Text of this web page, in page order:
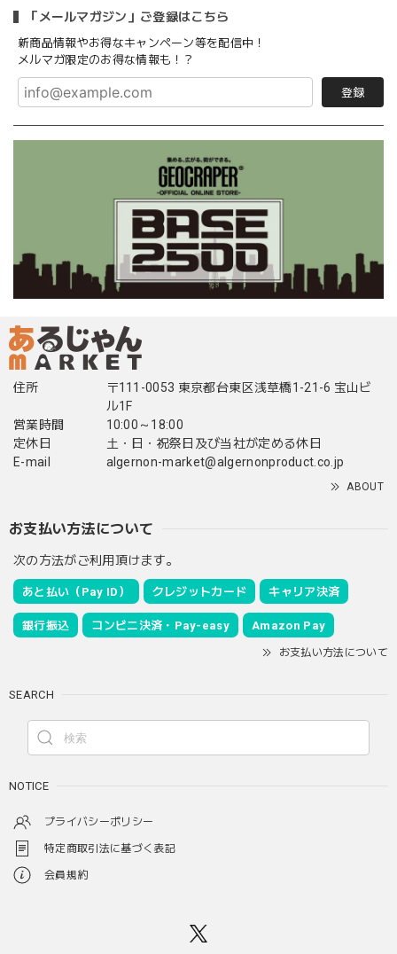
「メールマガジン」ご登録はこちら
新商品情報やお得なキャンペーン等を配信中！
メルマガ限定のお得な情報も！？
登録
住所
〒111-0053 東京都台東区浅草橋1-21-6 宝山ビ
ル1F
営業時間
10:00～18:00
定休日
土・日・祝祭日及び当社が定める休日
E-mail
algernon-market@algernonproduct.co.jp
ABOUT
お支払い方法について
次の方法がご利用頂けます。
あと払い（Pay ID） クレジットカード キャリア決済
銀行振込 コンビニ決済・Pay-easy Amazon Pay
お支払い方法について
SEARCH
NOTICE
プライバシーポリシー
特定商取引法に基づく表記
会員規約